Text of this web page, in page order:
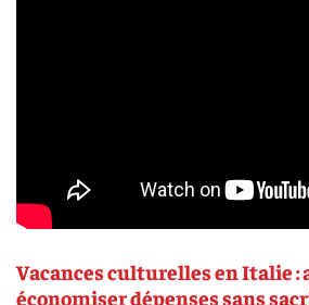
Vacances culturelles en Italie :
économiser dépenses sans